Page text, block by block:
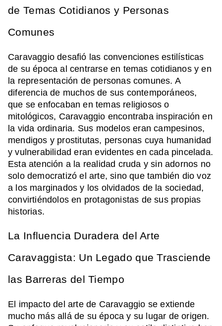
de Temas Cotidianos y Personas
Comunes
Caravaggio desafió las convenciones estilísticas
de su época al centrarse en temas cotidianos y en
la representación de personas comunes. A
diferencia de muchos de sus contemporáneos,
que se enfocaban en temas religiosos o
mitológicos, Caravaggio encontraba inspiración en
la vida ordinaria. Sus modelos eran campesinos,
mendigos y prostitutas, personas cuya humanidad
y vulnerabilidad eran evidentes en cada pincelada.
Esta atención a la realidad cruda y sin adornos no
solo democratizó el arte, sino que también dio voz
a los marginados y los olvidados de la sociedad,
convirtiéndolos en protagonistas de sus propias
historias.
La Influencia Duradera del Arte
Caravaggista: Un Legado que Trasciende
las Barreras del Tiempo
El impacto del arte de Caravaggio se extiende
mucho más allá de su época y su lugar de origen.